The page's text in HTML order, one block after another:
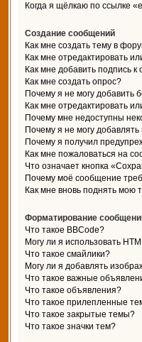
Когда я щёлкаю по ссылке
Создание сообщений
Как мне создать тему в
Как мне отредактировать
Как мне добавить подпись
Как мне создать опрос?
Почему я не могу добавить
Как мне отредактировать
Почему мне недоступны
Почему я не могу
Почему я получил
Как мне пожаловаться на
Что означает кнопка
Почему моё сообщение
Как мне вновь поднять мою
Форматирование
Что такое BBCode?
Могу ли я использовать
Что такое смайлики?
Могу ли я добавлять
Что такое важные
Что такое объявления?
Что такое прилепленные
Что такое закрытые темы?
Что такое значки тем?